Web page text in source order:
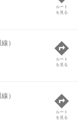
ルート
を見る
）
ルート
を見る
）
ルート
を見る